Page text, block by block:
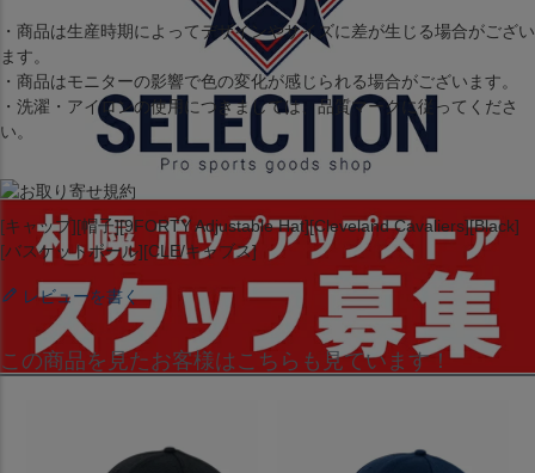
・商品は生産時期によってデザインやサイズに差が生じる場合がござい
ます。
・商品はモニターの影響で色の変化が感じられる場合がございます。
・洗濯・アイロンの使用につきましては、品質マークに従ってくださ
い。
[キャップ][帽子][9FORTY Adjustable Hat][Cleveland Cavaliers][Black]
[バスケットボール][CLE/キャブス]
レビューを書く
この商品を見たお客様はこちらも見ています！